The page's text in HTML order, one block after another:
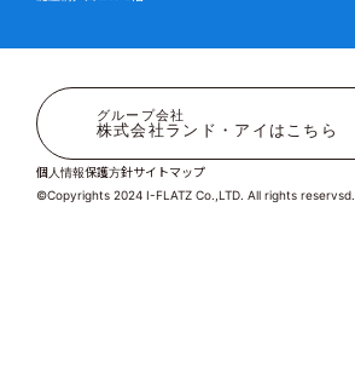
グループ会社
株式会社ランド・アイはこちら
個人情報保護方針サイトマップ
©Copyrights 2024 I-FLATZ Co.,LTD. All rights reservsd.